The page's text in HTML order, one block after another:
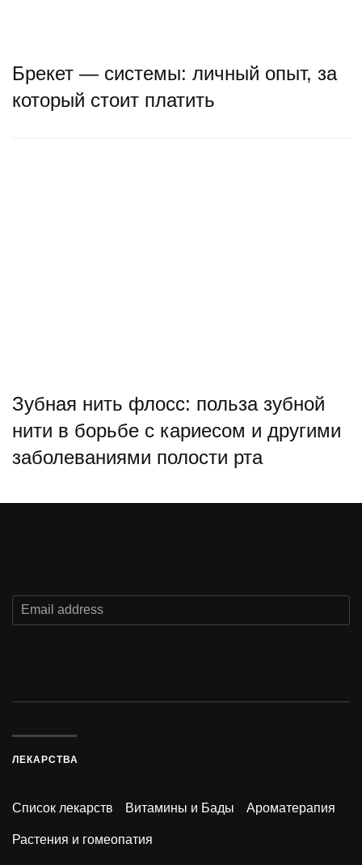
Брекет — системы: личный опыт, за
который стоит платить
Зубная нить флосс: польза зубной
нити в борьбе с кариесом и другими
заболеваниями полости рта
ЛЕКАРСТВА
Список лекарств Витамины и Бады Ароматерапия
Растения и гомеопатия